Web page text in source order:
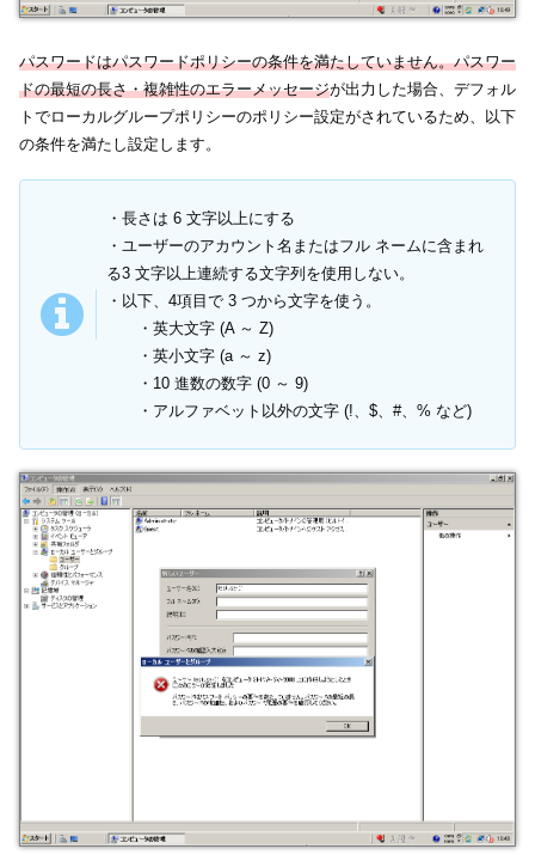
パスワードはパスワードポリシーの条件を満たしていません。パスワー
ドの最短の長さ・複雑性のエラーメッセージが出力した場合、デフォル
トでローカルグループポリシーのポリシー設定がされているため、以下
の条件を満たし設定します。
・長さは 6 文字以上にする
・ユーザーのアカウント名またはフル ネームに含まれ
る3 文字以上連続する文字列を使用しない。
・以下、4項目で 3 つから文字を使う。
・英大文字 (A ～ Z)
・英小文字 (a ～ z)
・10 進数の数字 (0 ～ 9)
・アルファベット以外の文字 (!、$、#、% など)